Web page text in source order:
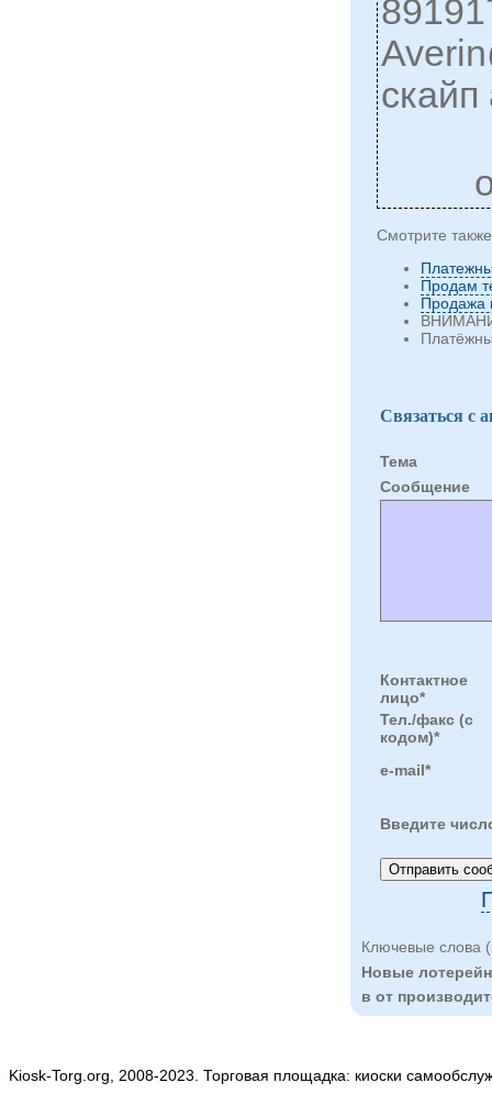
Смотрите
Продам
Продажа
Связаться с
Тема
Cообщение
Контактное
лицо*
Тел./факс (с
кодом)*
e-mail*
Введите
Ключевые слова
Новые
в от
Kiosk-Torg.org, 2008-2023. Торговая площадка: киоски